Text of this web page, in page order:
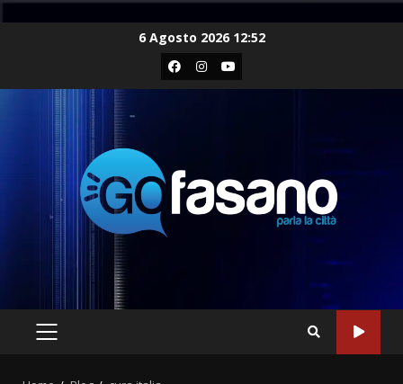
6 Agosto 2026 12:52
Facebook
Instagram
Youtube
PRIMARY